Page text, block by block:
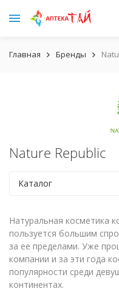
Главная Бренды
Nature Republic
Каталог
Натуральная косметика
пользуется большим
за ее пределами. Уже
компании и за эти года
популярности среди
континентах.